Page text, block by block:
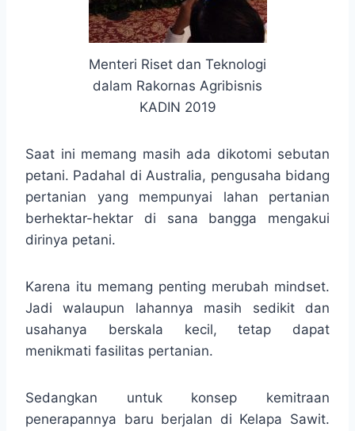
Menteri Riset dan Teknologi
dalam Rakornas Agribisnis
KADIN 2019
Saat ini memang masih ada dikotomi sebutan
petani. Padahal di Australia, pengusaha bidang
pertanian yang mempunyai lahan pertanian
berhektar-hektar di sana bangga mengakui
dirinya petani.
Karena itu memang penting merubah mindset.
Jadi walaupun lahannya masih sedikit dan
usahanya berskala kecil, tetap dapat
menikmati fasilitas pertanian.
Sedangkan untuk konsep kemitraan
penerapannya baru berjalan di Kelapa Sawit.